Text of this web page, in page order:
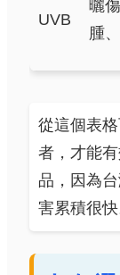
UVB
曬
腫
從這個表
者，才能
品，因為
害累積很快